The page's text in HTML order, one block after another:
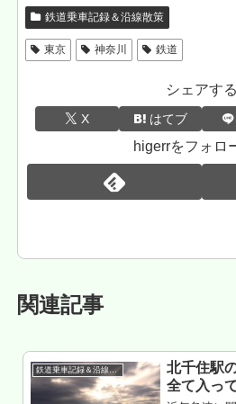
鉄道乗車記録＆沿線散策
東京 神奈川 鉄道
シェアする
X はてブ
higerrをフォロ
関連記事
鉄道乗車記録＆沿線散策
北千住駅
全て入っ